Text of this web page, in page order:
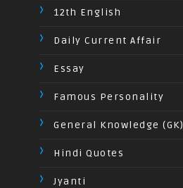
12th English
Daily Current Affair
Essay
Famous Personality
General Knowledge (GK)
Hindi Quotes
Jyanti